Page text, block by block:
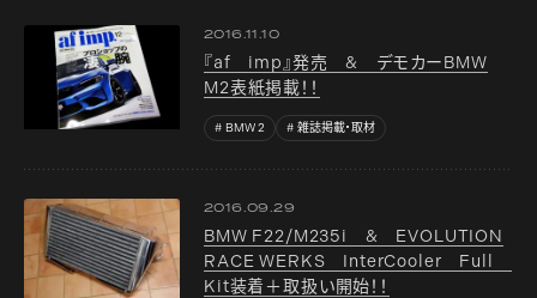
2016.11.10
『af imp』発売 & デモカーBMW
M2表紙掲載！！
BMW 2 雑誌掲載・取材
2016.09.29
BMW F22/M235i & EVOLUTION
RACE WERKS InterCooler Full
Kit装着＋取扱い開始！！